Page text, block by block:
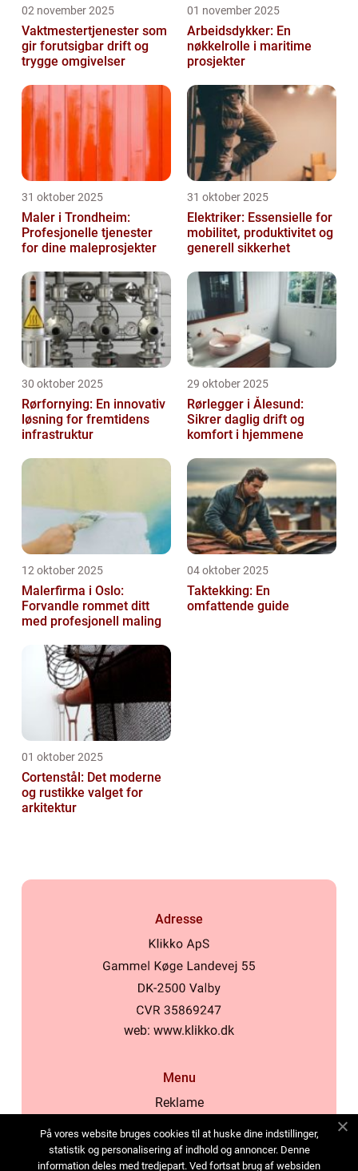
02 november 2025
Vaktmestertjenester som
gir forutsigbar drift og
trygge omgivelser
01 november 2025
Arbeidsdykker: En
nøkkelrolle i maritime
prosjekter
31 oktober 2025
Maler i Trondheim:
Profesjonelle tjenester
for dine maleprosjekter
31 oktober 2025
Elektriker: Essensielle for
mobilitet, produktivitet og
generell sikkerhet
30 oktober 2025
Rørfornying: En innovativ
løsning for fremtidens
infrastruktur
29 oktober 2025
Rørlegger i Ålesund:
Sikrer daglig drift og
komfort i hjemmene
12 oktober 2025
Malerfirma i Oslo:
Forvandle rommet ditt
med profesjonell maling
04 oktober 2025
Taktekking: En
omfattende guide
01 oktober 2025
Cortenstål: Det moderne
og rustikke valget for
arkitektur
Adresse
web: www.klikko.dk
Menu
Reklame
Cookies
Kontakt Oss
På vores website bruges cookies til at huske dine indstillinger,
statistik og personalisering af indhold og annoncer. Denne
information deles med tredjepart. Ved fortsat brug af websiden